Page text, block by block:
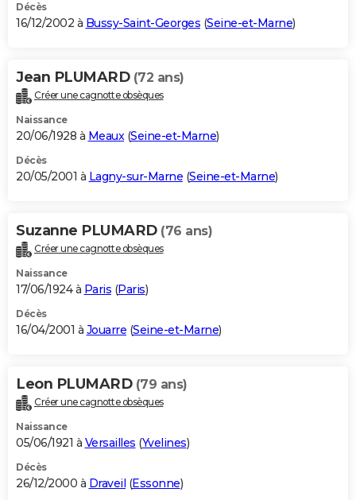
Décès
16/12/2002 à Bussy-Saint-Georges (Seine-et-Marne)
Jean PLUMARD (72 ans)
Créer une cagnotte obsèques
Naissance
20/06/1928 à Meaux(Seine-et-Marne)
Décès
20/05/2001 à Lagny-sur-Marne (Seine-et-Marne)
Suzanne PLUMARD (76 ans)
Créer une cagnotte obsèques
Naissance
17/06/1924 à Paris (Paris)
Décès
16/04/2001 à Jouarre (Seine-et-Marne)
Leon PLUMARD (79 ans)
Créer une cagnotte obsèques
Naissance
05/06/1921 à Versailles (Yvelines)
Décès
26/12/2000 à Draveil (Essonne)